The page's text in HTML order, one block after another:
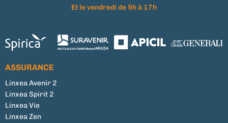
Et le vendredi de 9h à 17h
ASSURANCE
Linxea Avenir 2
Linxea Spirit 2
Linxea Vie
Linxea Zen